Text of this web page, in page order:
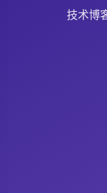
技术博